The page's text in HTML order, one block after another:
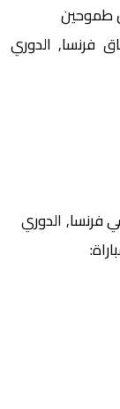
طموحين
الدوري
فرنسا, الدوري